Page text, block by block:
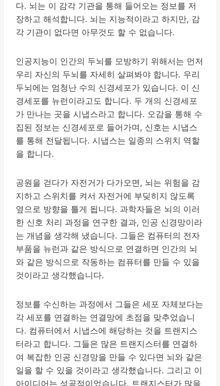
다. 뇌는 이 감각 기관을 통해 들어오는 정보를 저
장하고 해석합니다. 뇌는 지능적이라고 하지만, 감
각 기관이 없다면 아무것도 할 수 없습니다.
인공지능이 인간의 두뇌를 모방하기 위해서는 먼저
우리 자신의 두뇌를 자세히 살펴봐야 합니다. 우리
두뇌에는 엄청난 수의 신경세포가 있습니다. 이 신
경세포를 뉴런이라고도 합니다. 두 개의 신경세포
가 만나는 곳을 시냅스라고 합니다. 오감을 통해 수
집된 정보는 신경세포로 들어가며, 신호는 시냅스
를 통해 전달됩니다. 시냅스는 일종의 스위치 역할
을 합니다.
공원을 걷다가 자전거가 다가오면, 뇌는 위험을 감
지하고 스위치를 켜서 자전거에 부딪히지 않도록
옆으로 방향을 틀게 됩니다. 과학자들은 뇌의 이러
한 신호 처리 과정을 연구한 결과, 인공 신경망이라
는 개념을 생각해 냈습니다. 그들은 컴퓨터의 전자
부품을 뉴런과 같은 방식으로 연결하면 인간의 뇌
와 같은 방식으로 작동하는 컴퓨터를 만들 수 있을
것이라고 생각했습니다.
정보를 수신하는 과정에서 그들은 세포 자체보다는
각 세포를 연결하는 연결망에 초점을 맞추었습니
다. 컴퓨터에서 시냅스에 해당하는 것을 트랜지스
터라고 합니다. 그들은 많은 트랜지스터를 연결하
여 복잡한 인공 신경망을 만들 수 있다면 뇌와 같은
일을 할 수 있을 것이라고 생각했습니다. 그리고 이
아이디어는 성공적이었습니다. 트랜지스터가 많을